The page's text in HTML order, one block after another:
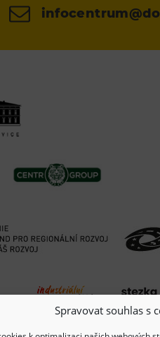
Spravovat souhlas s